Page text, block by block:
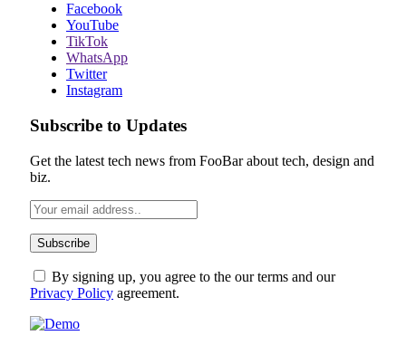
Facebook
YouTube
TikTok
WhatsApp
Twitter
Instagram
Subscribe to Updates
Get the latest tech news from FooBar about tech, design and
biz.
By signing up, you agree to the our terms and our
Privacy Policy agreement.